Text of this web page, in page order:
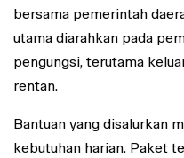
bersama pemerintah
utama diarahkan pada
pengungsi, terutama
rentan.
Bantuan yang disalurkan
kebutuhan harian. Paket